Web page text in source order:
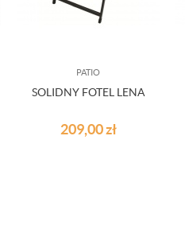
PATIO
SOLIDNY FOTEL LENA
209,00zł